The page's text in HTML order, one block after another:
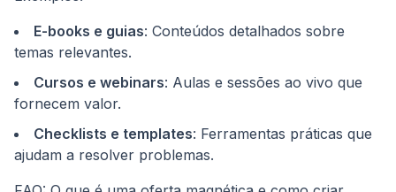
E-books e guias: Conteúdos detalhados sobre
temas relevantes.
Cursos e webinars: Aulas e sessões ao vivo que
fornecem valor.
Checklists e templates: Ferramentas práticas que
ajudam a resolver problemas.